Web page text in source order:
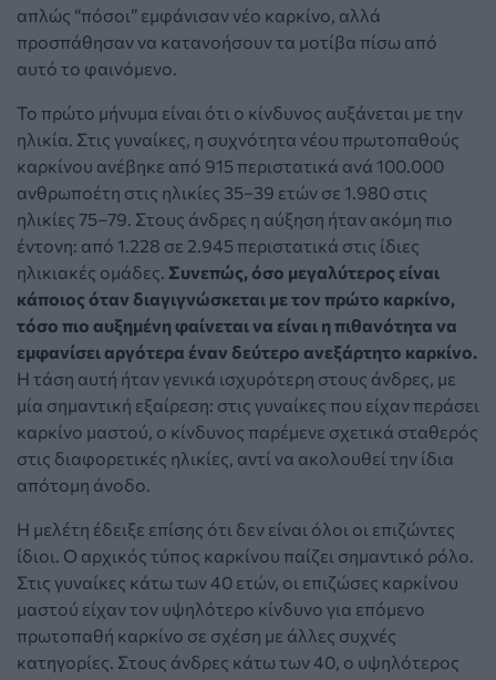
απλώς “πόσοι” εμφάνισαν νέο καρκίνο, αλλά
προσπάθησαν να κατανοήσουν τα μοτίβα πίσω από
αυτό το φαινόμενο.
Το πρώτο μήνυμα είναι ότι ο κίνδυνος αυξάνεται με την
ηλικία. Στις γυναίκες, η συχνότητα νέου πρωτοπαθούς
καρκίνου ανέβηκε από 915 περιστατικά ανά 100.000
ανθρωποέτη στις ηλικίες 35–39 ετών σε 1.980 στις
ηλικίες 75–79. Στους άνδρες η αύξηση ήταν ακόμη πιο
έντονη: από 1.228 σε 2.945 περιστατικά στις ίδιες
ηλικιακές ομάδες. Συνεπώς, όσο μεγαλύτερος είναι
κάποιος όταν διαγιγνώσκεται με τον πρώτο καρκίνο,
τόσο πιο αυξημένη φαίνεται να είναι η πιθανότητα να
εμφανίσει αργότερα έναν δεύτερο ανεξάρτητο καρκίνο.
Η τάση αυτή ήταν γενικά ισχυρότερη στους άνδρες, με
μία σημαντική εξαίρεση: στις γυναίκες που είχαν περάσει
καρκίνο μαστού, ο κίνδυνος παρέμενε σχετικά σταθερός
στις διαφορετικές ηλικίες, αντί να ακολουθεί την ίδια
απότομη άνοδο.
Η μελέτη έδειξε επίσης ότι δεν είναι όλοι οι επιζώντες
ίδιοι. Ο αρχικός τύπος καρκίνου παίζει σημαντικό ρόλο.
Στις γυναίκες κάτω των 40 ετών, οι επιζώσες καρκίνου
μαστού είχαν τον υψηλότερο κίνδυνο για επόμενο
πρωτοπαθή καρκίνο σε σχέση με άλλες συχνές
κατηγορίες. Στους άνδρες κάτω των 40, ο υψηλότερος